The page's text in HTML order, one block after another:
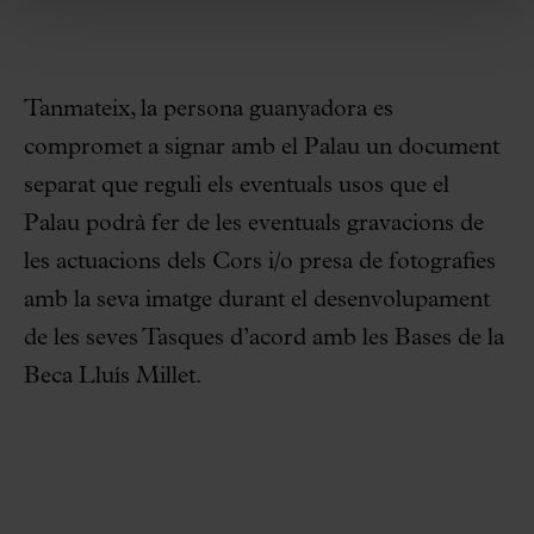
Tanmateix, la persona guanyadora es
compromet a signar amb el Palau un document
separat que reguli els eventuals usos que el
Palau podrà fer de les eventuals gravacions de
les actuacions dels Cors i/o presa de fotografies
amb la seva imatge durant el desenvolupament
de les seves Tasques d’acord amb les Bases de la
Beca Lluís Millet.